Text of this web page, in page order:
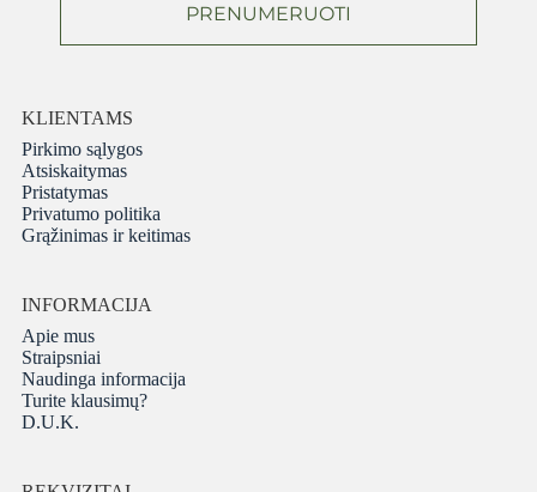
PRENUMERUOTI
KLIENTAMS
Pirkimo sąlygos
Atsiskaitymas
Pristatymas
Privatumo politika
Grąžinimas ir keitimas
INFORMACIJA
Apie mus
Straipsniai
Naudinga informacija
Turite klausimų?
D.U.K.